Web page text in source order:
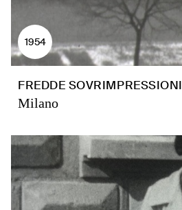
1954
FREDDE SOVRIMPRESSIONI
Milano